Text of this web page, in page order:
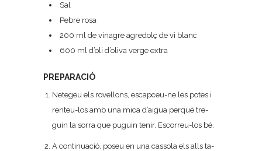
Sal
Pebre rosa
200 ml de vinagre agredolç de vi blanc
600 ml d’oli d’oliva verge extra
PREPARACIÓ
Netegeu els rovellons, escapceu-ne les potes i
renteu-los amb una mica d’aigua perquè tre-
guin la sorra que puguin tenir. Escorreu-los bé.
A continuació, poseu en una cassola els alls ta-